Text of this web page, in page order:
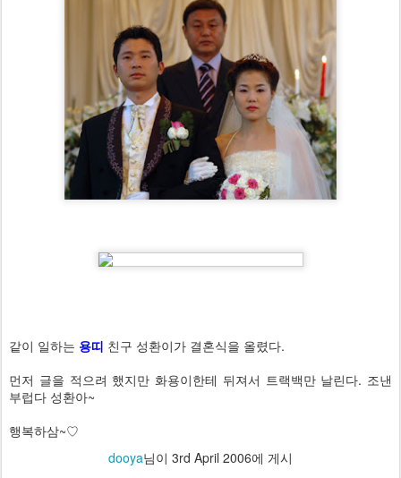
같이 일하는 용띠 친구 성환이가 결혼식을 올렸다.
먼저 글을 적으려 했지만 화용이한테 뒤져서 트랙백만 날린다. 조낸
부럽다 성환아~
행복하삼~♡
dooya님이 3rd April 2006에 게시